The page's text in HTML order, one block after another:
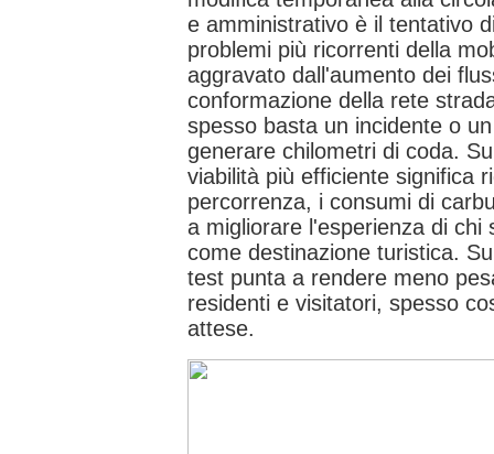
e amministrativo è il tentativo
problemi più ricorrenti della
aggravato dall'aumento dei
conformazione della rete
spesso basta un incidente o
generare chilometri di coda.
viabilità più efficiente significa
percorrenza, i consumi di
a migliorare l'esperienza di chi
come destinazione turistica.
test punta a rendere meno
residenti e visitatori, spesso
attese.